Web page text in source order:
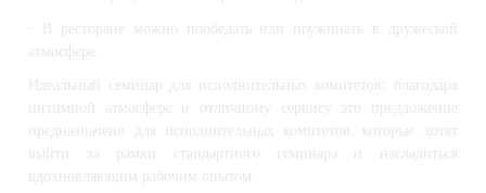
- В ресторане можно пообедать или поужинать в дружеской
атмосфере.
Идеальный семинар для исполнительных комитетов:
благодаря
интимной атмосфере и отличному сервису это предложение
предназначено для исполнительных комитетов, которые хотят
выйти за рамки стандартного семинара и насладиться
вдохновляющим рабочим опытом.